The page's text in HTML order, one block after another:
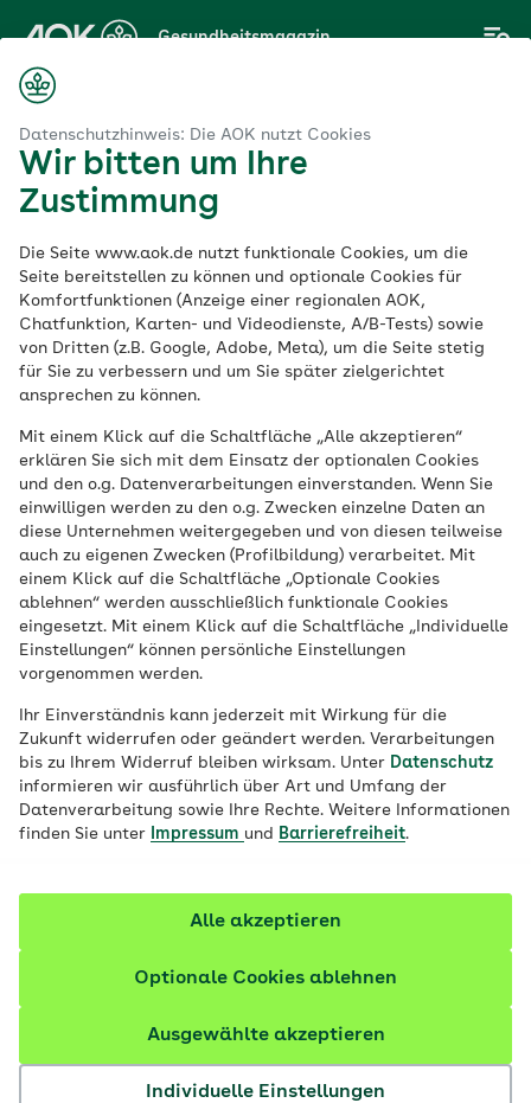
Datenschutzhinweis: Die AOK nutzt Cookies
Wir bitten um Ihre
Zustimmung
Die Seite www.aok.de nutzt funktionale Cookies, um die
Seite bereitstellen zu können und optionale Cookies für
Komfortfunktionen (Anzeige einer regionalen AOK,
Chatfunktion, Karten- und Videodienste, A/B-Tests) sowie
von Dritten (z.B. Google, Adobe, Meta), um die Seite stetig
für Sie zu verbessern und um Sie später zielgerichtet
ansprechen zu können.
Mit einem Klick auf die Schaltfläche „Alle akzeptieren“
erklären Sie sich mit dem Einsatz der optionalen Cookies
und den o.g. Datenverarbeitungen einverstanden. Wenn Sie
einwilligen werden zu den o.g. Zwecken einzelne Daten an
diese Unternehmen weitergegeben und von diesen teilweise
auch zu eigenen Zwecken (Profilbildung) verarbeitet. Mit
einem Klick auf die Schaltfläche „Optionale Cookies
ablehnen“ werden ausschließlich funktionale Cookies
eingesetzt. Mit einem Klick auf die Schaltfläche „Individuelle
Einstellungen“ können persönliche Einstellungen
vorgenommen werden.
Ihr Einverständnis kann jederzeit mit Wirkung für die
Zukunft widerrufen oder geändert werden. Verarbeitungen
bis zu Ihrem Widerruf bleiben wirksam. Unter Datenschutz
informieren wir ausführlich über Art und Umfang der
Datenverarbeitung sowie Ihre Rechte. Weitere Informationen
finden Sie unter
Impressum und Barrierefreiheit.
Individuelle Einstellungen
Ausgewählte akzeptieren
Optionale Cookies ablehnen
Alle akzeptieren
Hauptinhalt
springen
Gesundheitsmagazin
BMI und Waist-to-
Hip-Ratio: Was die
Werte aussagen und
wie man sie
errechnet
Veröffentlicht am:
15.12.2021 7 Minuten Lesedauer
BMI und Waist-to-Hip-Ratio galten lange
sich viele hinsichtlich ihres Gewichts und
ihrer Ernährung orientierten. Doch in den
letzten Jahren ist vor allem der BMI in
Verruf geraten. Was sagen die Werte aus?